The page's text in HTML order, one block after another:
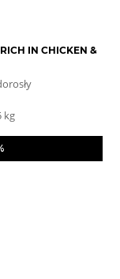
IN CHICKEN &
kg